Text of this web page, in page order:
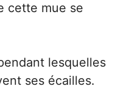
cette mue se
lesquelles
ses écailles.